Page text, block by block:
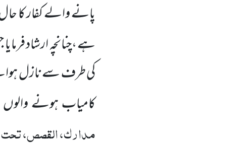
پانے والے کفار کا
ہے ،چنانچہ ارشاد
کی طرف سے نازل
کامیاب ہونے
مدارک، القصص، تحت